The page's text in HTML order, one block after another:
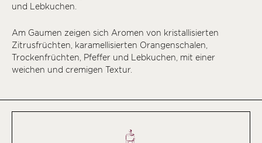
und Lebkuchen.
Am Gaumen zeigen sich Aromen von kristallisierten
Zitrusfrüchten, karamellisierten Orangenschalen,
Trockenfrüchten, Pfeffer und Lebkuchen, mit einer
weichen und cremigen Textur.